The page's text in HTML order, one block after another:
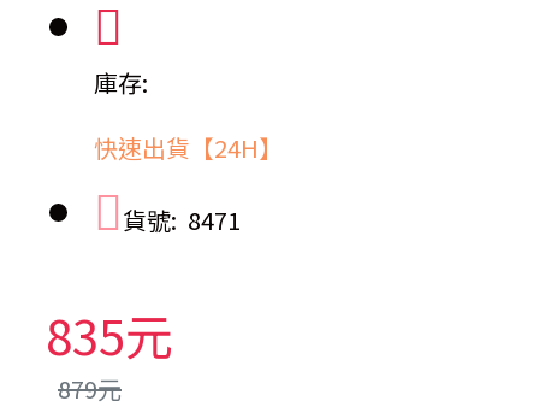
庫存:
快速出貨【24H】
貨號: 8471
835元
879元